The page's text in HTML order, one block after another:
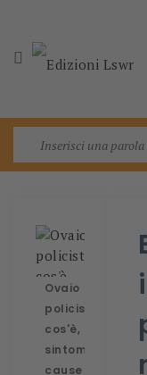

Ovaio
policistico:
cos'è,
sintomi,
cause